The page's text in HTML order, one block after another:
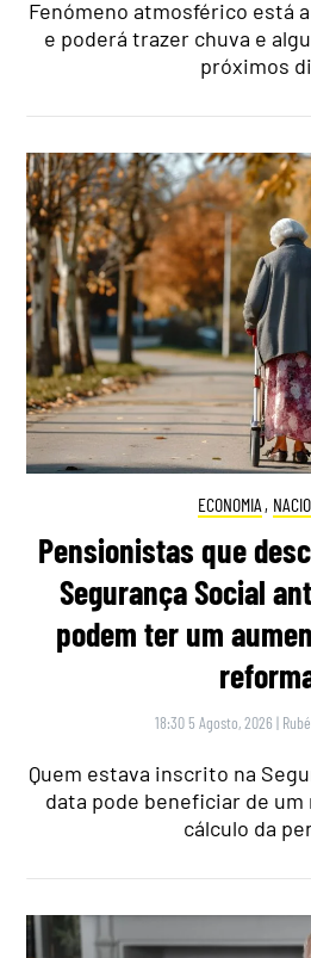
Fenómeno atmosférico está
e poderá trazer chuva e
próximos
ECONOMIA ,
Pensionistas que
Segurança Social
podem ter um
18:30 5 Agosto, 2026 |
Quem estava inscrito na
data pode beneficiar de
cálculo da